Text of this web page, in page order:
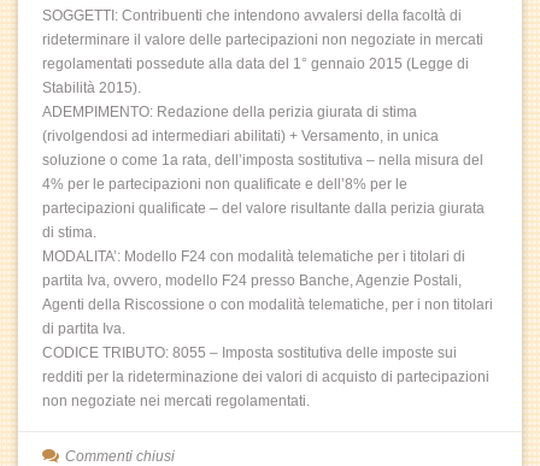
SOGGETTI: Contribuenti che intendono avvalersi della facoltà di
rideterminare il valore delle partecipazioni non negoziate in mercati
regolamentati possedute alla data del 1° gennaio 2015 (Legge di
Stabilità 2015).
ADEMPIMENTO: Redazione della perizia giurata di stima
(rivolgendosi ad intermediari abilitati) + Versamento, in unica
soluzione o come 1a rata, dell’imposta sostitutiva – nella misura del
4% per le partecipazioni non qualificate e dell’8% per le
partecipazioni qualificate – del valore risultante dalla perizia giurata
di stima.
MODALITA’: Modello F24 con modalità telematiche per i titolari di
partita Iva, ovvero, modello F24 presso Banche, Agenzie Postali,
Agenti della Riscossione o con modalità telematiche, per i non titolari
di partita Iva.
CODICE TRIBUTO: 8055 – Imposta sostitutiva delle imposte sui
redditi per la rideterminazione dei valori di acquisto di partecipazioni
non negoziate nei mercati regolamentati.
Commenti chiusi